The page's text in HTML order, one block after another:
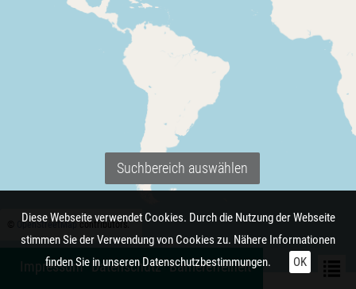
OpenStreetMapcontributors.
Suchbereich auswählen
Diese Webseite verwendet Cookies. Durch die Nutzung der Webseite
stimmen Sie der Verwendung von Cookies zu. Nähere Informationen
finden Sie in unserenDatenschutzbestimmungen. OK
Impressum Datenschutz Barrierefreiheit